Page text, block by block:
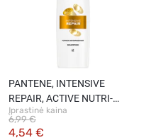
PANTENE, INTENSIVE
REPAIR, ACTIVE NUTRI-
PLEX, plaukų šampūnas, 400
ml.
Įprastinė kaina
4,54 €
6,99 €